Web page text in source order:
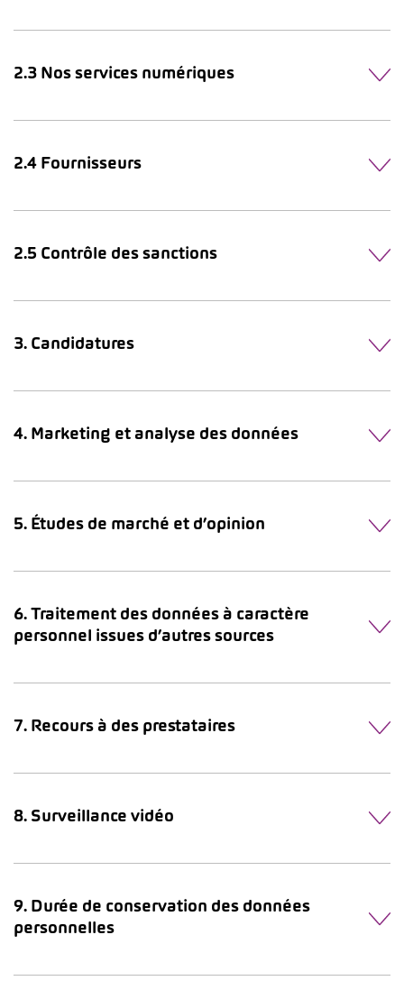
2.3 Nos services numériques
2.4 Fournisseurs
2.5 Contrôle des sanctions
3. Candidatures
4. Marketing et analyse des données
5. Études de marché et d’opinion
6. Traitement des données à caractère
personnel issues d’autres sources
7. Recours à des prestataires
8. Surveillance vidéo
9. Durée de conservation des données
personnelles